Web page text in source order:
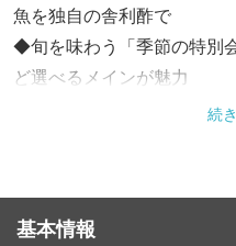
魚を独自の舎利酢で
◆旬を味わう「季節の特別
ど選べるメインが魅力
◆自家製豆腐：店内で仕上
◆多彩な完全個室：少人数
型宴会まで幅広く対応
続
基本情報